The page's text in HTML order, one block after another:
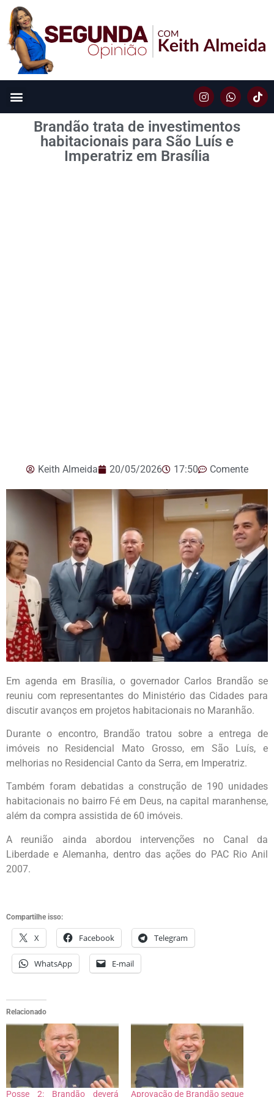
Brandão trata de investimentos
habitacionais para São Luís e
Imperatriz em Brasília
Keith Almeida 20/05/2026 17:50 Comente
Em agenda em Brasília, o governador Carlos Brandão se
reuniu com representantes do Ministério das Cidades para
discutir avanços em projetos habitacionais no Maranhão.
Durante o encontro, Brandão tratou sobre a entrega de
imóveis no Residencial Mato Grosso, em São Luís, e
melhorias no Residencial Canto da Serra, em Imperatriz.
Também foram debatidas a construção de 190 unidades
habitacionais no bairro Fé em Deus, na capital maranhense,
além da compra assistida de 60 imóveis.
A reunião ainda abordou intervenções no Canal da
Liberdade e Alemanha, dentro das ações do PAC Rio Anil
2007.
Compartilhe isso:
X Facebook Telegram
WhatsApp E-mail
Relacionado
Posse 2: Brandão deverá Aprovação de Brandão segue